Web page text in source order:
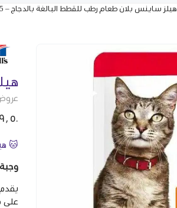
هيلز ساينس بلان طعام رطب للقطط البالغة بالدجاج – 85 جم
٩٫٥٠
🐱
وجبة
يقدم
على